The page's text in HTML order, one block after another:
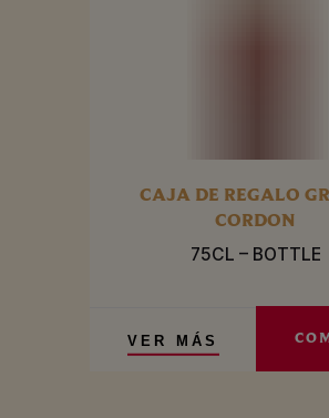
CAJA DE REGALO
CORDON
75CL – BOTTLE
VER MÁS